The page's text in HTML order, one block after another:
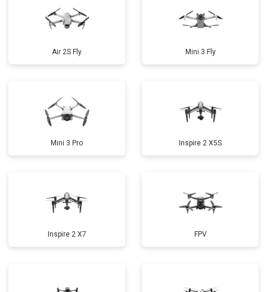
Air 2S Fly Mini 3 Fly
Mini 3 Pro Inspire 2 X5S
Inspire 2 X7 FPV